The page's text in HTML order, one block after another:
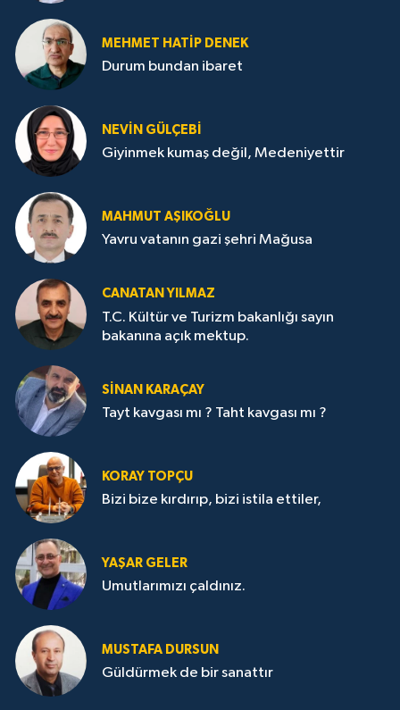
MEHMET HATİP DENEK
Durum bundan ibaret
NEVİN GÜLÇEBİ
Giyinmek kumaş değil, Medeniyettir
MAHMUT AŞIKOĞLU
Yavru vatanın gazi şehri Mağusa
CANATAN YILMAZ
T.C. Kültür ve Turizm bakanlığı sayın
bakanına açık mektup.
SİNAN KARAÇAY
Tayt kavgası mı ? Taht kavgası mı ?
KORAY TOPÇU
Bizi bize kırdırıp, bizi istila ettiler,
YAŞAR GELER
Umutlarımızı çaldınız.
MUSTAFA DURSUN
Güldürmek de bir sanattır